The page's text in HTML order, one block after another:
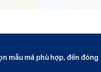
mẫu mã phù hợp, đến đóng